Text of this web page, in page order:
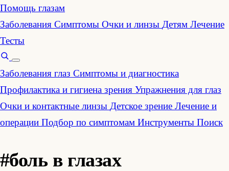
Помощь глазам
Заболевания Симптомы Очки и линзы Детям Лечение
Тесты
Заболевания глаз Симптомы и диагностика
Профилактика и гигиена зрения Упражнения для глаз
Очки и контактные линзы Детское зрение Лечение и
операции Подбор по симптомам Инструменты Поиск
#боль в глазах